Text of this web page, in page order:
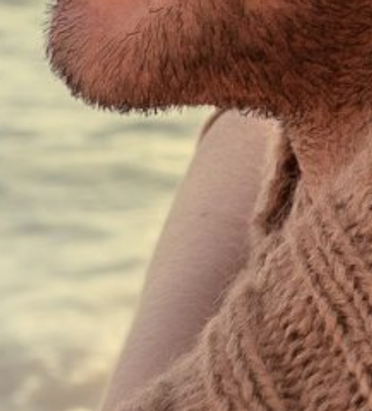
Schön das du da bist. - Schau dich
REIN UND ENTDECKE DIE VIELFÄLTIGE NORDSEEKÜSTE